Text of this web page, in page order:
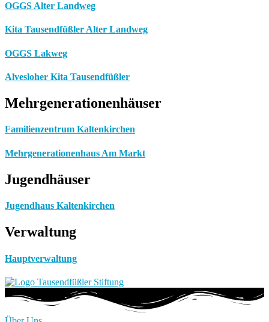
OGGS Alter Landweg
Kita Tausendfüßler Alter Landweg
OGGS Lakweg
Alvesloher Kita Tausendfüßler
Mehrgenerationenhäuser
Familienzentrum Kaltenkirchen
Mehrgenerationenhaus Am Markt
Jugendhäuser
Jugendhaus Kaltenkirchen
Verwaltung
Hauptverwaltung